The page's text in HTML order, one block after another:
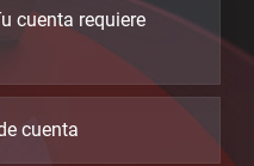
cuenta requiere
cuenta